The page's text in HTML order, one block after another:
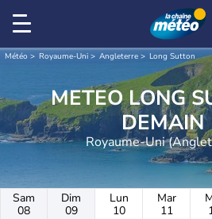
Météo Royaume-Uni Angleterre Long Sutton
METEO LONG SUTTON
DEMAIN
Royaume-Uni
Sam
08
Dim
09
Lun
10
Mar
11